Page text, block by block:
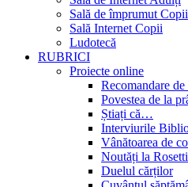
Sală de împrumut Copii
Sală Internet Copii
Ludotecă
RUBRICI
Proiecte online
Recomandare de
Povestea de la
Știați că…
Interviurile
Vânătoarea de
Noutăți la Rosetti
Duelul cărților